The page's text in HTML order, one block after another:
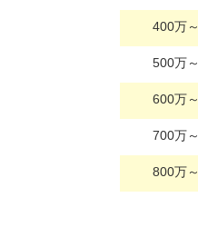
400万～
500万～
600万～
700万～
800万～